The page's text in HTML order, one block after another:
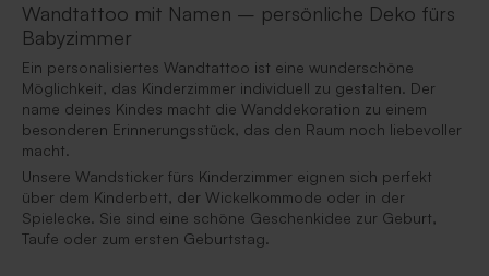
Wandtattoo mit Namen – persönliche Deko fürs
Babyzimmer
Ein personalisiertes Wandtattoo ist eine wunderschöne
Möglichkeit, das Kinderzimmer individuell zu gestalten. Der
name deines Kindes macht die Wanddekoration zu einem
besonderen Erinnerungsstück, das den Raum noch liebevoller
macht.
Unsere Wandsticker fürs Kinderzimmer eignen sich perfekt
über dem Kinderbett, der Wickelkommode oder in der
Spielecke. Sie sind eine schöne Geschenkidee zur Geburt,
Taufe oder zum ersten Geburtstag.